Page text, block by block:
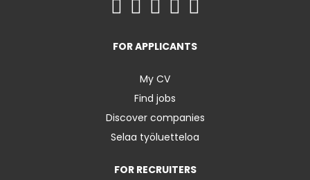
FOR APPLICANTS
My CV
Find jobs
Discover companies
Selaa työluetteloa
FOR RECRUITERS